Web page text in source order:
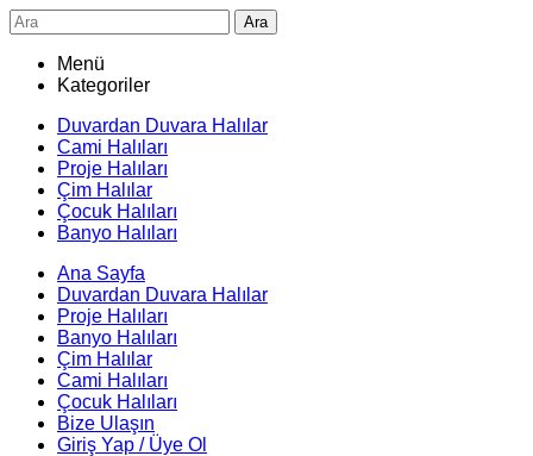
Ara
Menü
Kategoriler
Duvardan Duvara Halılar
Cami Halıları
Proje Halıları
Çim Halılar
Çocuk Halıları
Banyo Halıları
Ana Sayfa
Duvardan Duvara Halılar
Proje Halıları
Banyo Halıları
Çim Halılar
Cami Halıları
Çocuk Halıları
Bize Ulaşın
Giriş Yap / Üye Ol